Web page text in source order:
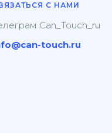
С НАМИ
Can_Touch_ru
touch.ru